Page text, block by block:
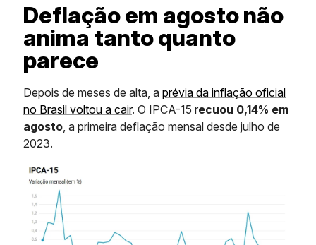
Deflação em agosto não
anima tanto quanto
parece
Depois de meses de alta, a prévia da inflação oficial
no Brasil voltou a cair. O IPCA-15 recuou 0,14% em
agosto , a primeira deflação mensal desde julho de
2023.